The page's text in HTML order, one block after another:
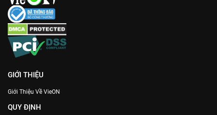
GIỚI THIỆU
Giới Thiệu Về VieON
QUY ĐỊNH